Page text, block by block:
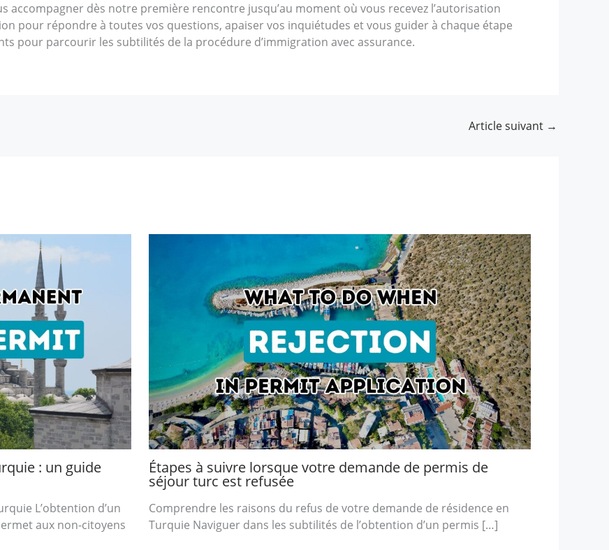
accompagner dès notre première rencontre jusqu’au moment où vous recevez l’autorisation
pour répondre à toutes vos questions, apaiser vos inquiétudes et vous guider à chaque étape
pour parcourir les subtilités de la procédure d’immigration avec assurance.
Article suivant →
: un guide
L’obtention d’un
aux non-citoyens
Étapes à suivre lorsque votre demande de permis de
séjour turc est refusée
Comprendre les raisons du refus de votre demande de résidence en
Turquie Naviguer dans les subtilités de l’obtention d’un permis […]